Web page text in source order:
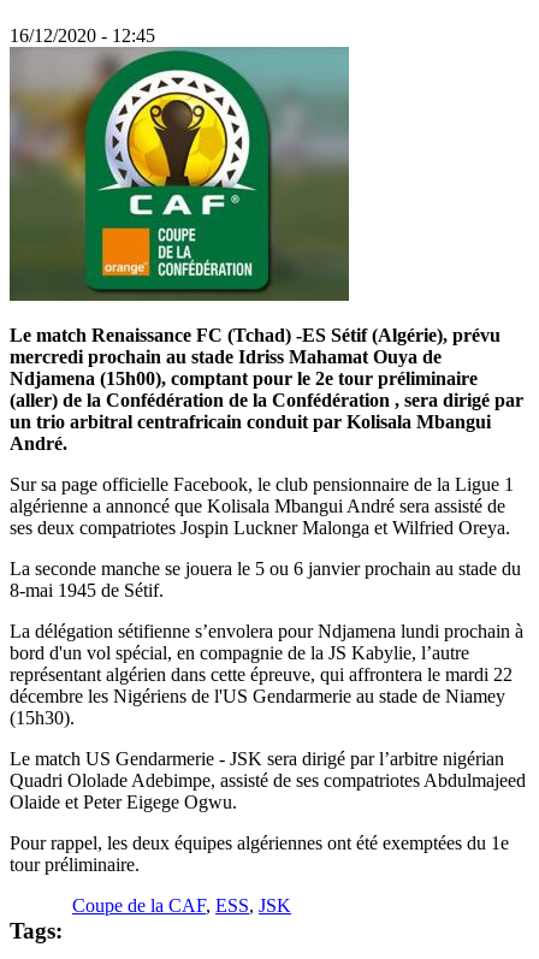
16/12/2020 - 12:45
Le match Renaissance FC (Tchad) -ES Sétif (Algérie), prévu
mercredi prochain au stade Idriss Mahamat Ouya de
Ndjamena (15h00), comptant pour le 2e tour préliminaire
(aller) de la Confédération de la Confédération , sera dirigé par
un trio arbitral centrafricain conduit par Kolisala Mbangui
André.
Sur sa page officielle Facebook, le club pensionnaire de la Ligue 1
algérienne a annoncé que Kolisala Mbangui André sera assisté de
ses deux compatriotes Jospin Luckner Malonga et Wilfried Oreya.
La seconde manche se jouera le 5 ou 6 janvier prochain au stade du
8-mai 1945 de Sétif.
La délégation sétifienne s’envolera pour Ndjamena lundi prochain à
bord d'un vol spécial, en compagnie de la JS Kabylie, l’autre
représentant algérien dans cette épreuve, qui affrontera le mardi 22
décembre les Nigériens de l'US Gendarmerie au stade de Niamey
(15h30).
Le match US Gendarmerie - JSK sera dirigé par l’arbitre nigérian
Quadri Ololade Adebimpe, assisté de ses compatriotes Abdulmajeed
Olaide et Peter Eigege Ogwu.
Pour rappel, les deux équipes algériennes ont été exemptées du 1e
tour préliminaire.
Tags:
Coupe de la CAF, ESS, JSK